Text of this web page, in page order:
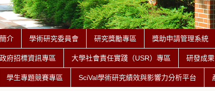
介 學術研究委員會 研究獎勵專區 獎助申請管理系統
政府招標資訊專區 大學社會責任實踐（USR）專區 研發成
學生專題競賽專區 SciVal學術研究績效與影響力分析平台